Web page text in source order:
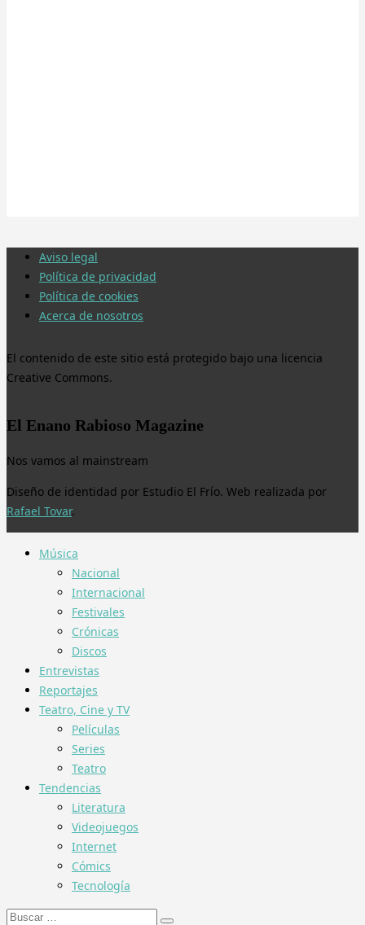
Aviso legal
Política de privacidad
Política de cookies
Acerca de nosotros
El contenido de este sitio está protegido bajo una licencia
Creative Commons.
El Enano Rabioso Magazine
Nos vamos al mainstream
Diseño de identidad por Estudio El Frío. Web realizada por
Rafael Tovar.
Música
Nacional
Internacional
Festivales
Crónicas
Discos
Entrevistas
Reportajes
Teatro, Cine y TV
Películas
Series
Teatro
Tendencias
Literatura
Videojuegos
Internet
Cómics
Tecnología
Buscar: